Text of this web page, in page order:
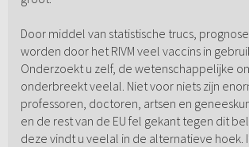
Door middel van statistische trucs,
worden door het RIVM veel vaccins in
Onderzoekt u zelf, de wetenschappelijke
onderbreekt veelal. Niet voor niets zijn
professoren, doctoren, artsen en
en de rest van de EU fel gekant tegen dit
deze vindt u veelal in de alternatieve hoek.